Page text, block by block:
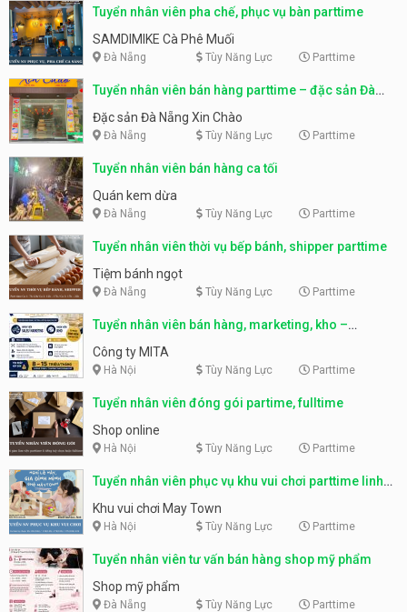
Tuyển nhân viên pha chế, phục vụ bàn parttime
SAMDIMIKE Cà Phê Muối
Đà Nẵng Tùy Năng Lực Parttime
Tuyển nhân viên bán hàng parttime – đặc sản Đà
Nẵng
Đặc sản Đà Nẵng Xin Chào
Đà Nẵng Tùy Năng Lực Parttime
Tuyển nhân viên bán hàng ca tối
Quán kem dừa
Đà Nẵng Tùy Năng Lực Parttime
Tuyển nhân viên thời vụ bếp bánh, shipper parttime
Tiệm bánh ngọt
Đà Nẵng Tùy Năng Lực Parttime
Tuyển nhân viên bán hàng, marketing, kho –
parttime, fulltime
Công ty MITA
Hà Nội Tùy Năng Lực Parttime
Tuyển nhân viên đóng gói partime, fulltime
Shop online
Hà Nội Tùy Năng Lực Parttime
Tuyển nhân viên phục vụ khu vui chơi parttime linh
động
Khu vui chơi May Town
Hà Nội Tùy Năng Lực Parttime
Tuyển nhân viên tư vấn bán hàng shop mỹ phẩm
Shop mỹ phẩm
Đà Nẵng Tùy Năng Lực Parttime